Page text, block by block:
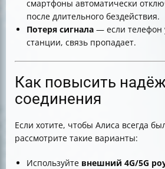
смартфоны автоматически
после длительного бездействия.
Потеря сигнала — если телефон
станции, связь пропадает.
Как повысить
соединения
Если хотите, чтобы Алиса всегда
рассмотрите такие варианты:
Используйте внешний 4G/5G